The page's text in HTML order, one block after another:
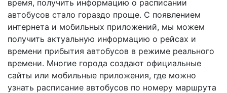
время, получить информацию о расписании
автобусов стало гораздо проще. С появлением
интернета и мобильных приложений, мы можем
получить актуальную информацию о рейсах и
времени прибытия автобусов в режиме реального
времени. Многие города создают официальные
сайты или мобильные приложения, где можно
узнать расписание автобусов по номеру маршрута